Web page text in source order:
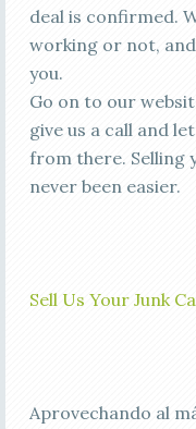
deal is confirmed.
working or not,
you.
Go on to our
give us a call and
from there. Selling
never been easier.
Sell Us Your Junk
Aprovechando al